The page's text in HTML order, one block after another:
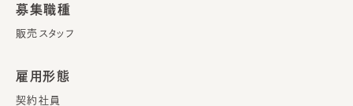
募集職種
販売スタッフ
雇用形態
契約社員